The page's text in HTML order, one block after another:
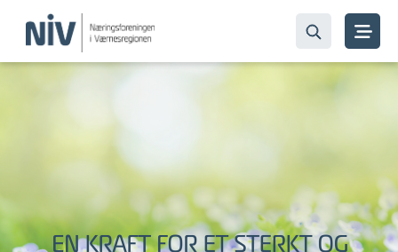
Bli med i fellesskapet - bli
medlem i dag!